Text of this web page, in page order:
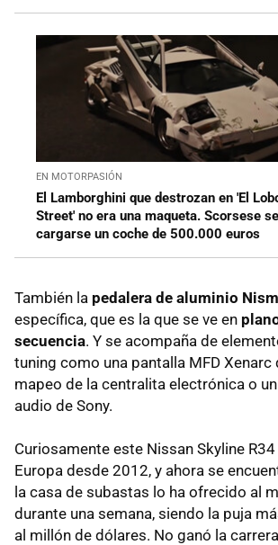
EN MOTORPASIÓN
El Lamborghini que destrozan en 'El
Street' no era una maqueta. Scorsese
cargarse un coche de 500.000 euros
También la pedalera de aluminio
específica, que es la que se ve en
secuencia. Y se acompaña de
tuning como una pantalla MFD Xenarc
mapeo de la centralita electrónica o
audio de Sony.
Curiosamente este Nissan Skyline R34
Europa desde 2012, y ahora se
la casa de subastas lo ha ofrecido al
durante una semana, siendo la puja
al millón de dólares. No ganó la